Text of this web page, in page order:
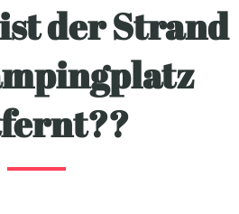
der Strand